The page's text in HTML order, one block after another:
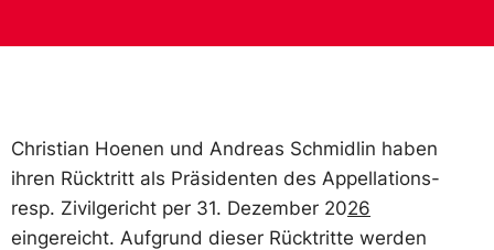
Christian Hoenen und Andreas Schmidlin haben
ihren Rücktritt als Präsidenten des Appellations-
resp. Zivilgericht per 31. Dezember 2026
eingereicht. Aufgrund dieser Rücktritte werden